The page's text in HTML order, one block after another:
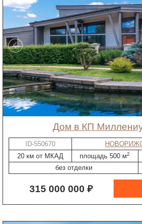
дом в КП
ID-550670
20 км от МКАД
площадь 500 м2
без отделки
315 000 000 ₽